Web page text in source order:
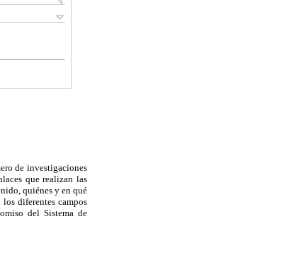
de investigaciones
que realizan las
quiénes y en qué
diferentes campos
del Sistema de